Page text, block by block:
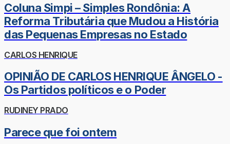
Coluna Simpi – Simples Rondônia: A
Reforma Tributária que Mudou a História
das Pequenas Empresas no Estado
CARLOS HENRIQUE
OPINIÃO DE CARLOS HENRIQUE ÂNGELO -
Os Partidos políticos e o Poder
RUDINEY PRADO
Parece que foi ontem